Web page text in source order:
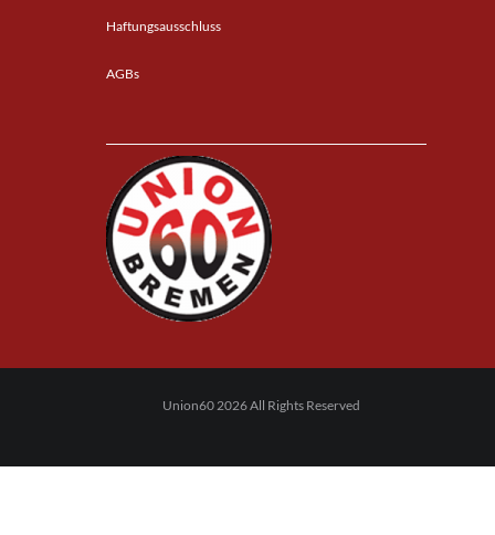
Haftungsausschluss
AGBs
Union60 2026 All Rights Reserved